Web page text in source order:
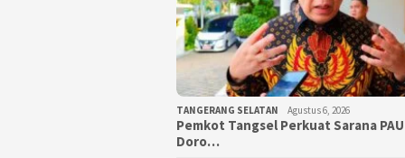
TANGERANG SELATAN Agustus 6, 2026
Pemkot Tangsel Perkuat Sarana
Doro…